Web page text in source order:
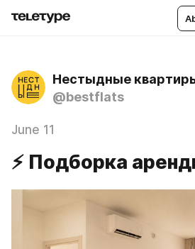
Нестыдные
@bestflats
June 11
⚡ Подборка